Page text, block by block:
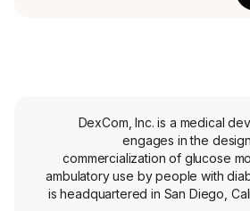
DexCom,
ambulatory use
is